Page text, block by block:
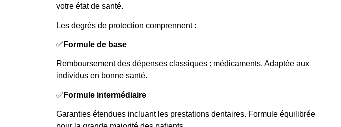
votre état de santé.
Les degrés de protection comprennent :
✅ Formule de base
Remboursement des dépenses classiques : médicaments. Adaptée aux
individus en bonne santé.
✅ Formule intermédiaire
Garanties étendues incluant les prestations dentaires. Formule équilibrée